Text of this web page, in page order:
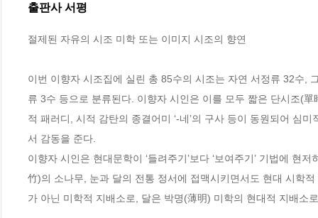
출판사 서평
절제된 자유의 시조 미학 또는 이미지 시조의 향연
이번 이향자 시조집에 실린 총 85수의 시조는 자연 서정류 32수,
류 3수 등으로 분류된다. 이향자 시인은 이를 모두 짧은 단시조(
적 패러디, 시적 감탄의 종결어미 ‘-네’의 구사 등이 동원되어 심
서 감동을 준다.
이향자 시인은 현대문학이 ‘들려주기’보다 ‘보여주기’ 기법에
竹)의 소나무, 눈과 달의 전통 정서에 접맥시키면서도 현대 시학
가 아닌 미학적 지배소로, 달은 박명(薄明) 미학의 현대적 지배소